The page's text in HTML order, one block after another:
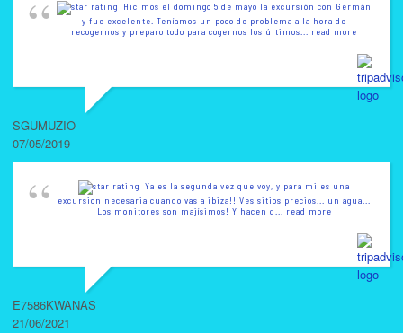
Hicimos el domingo 5 de mayo la excursión con Germán
y fue excelente. Teníamos un poco de problema a la hora de
recogernos y preparo todo para cogernos los últimos ... read more
SGUMUZIO
07/05/2019
Ya es la segunda vez que voy, y para mi es una
excursion necesaria cuando vas a ibiza!! Ves sitios precios... un agua...
Los monitores son majísimos! Y hacen q
... read more
E7586KWANAS
21/06/2021